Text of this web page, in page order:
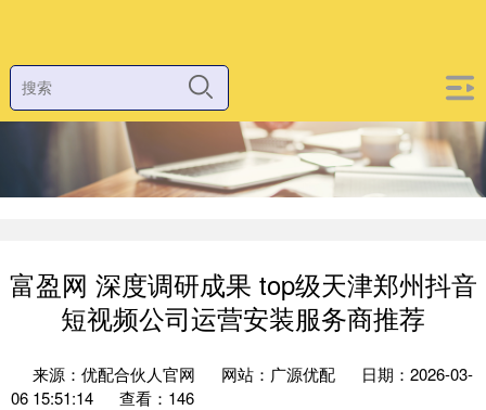
富盈网 深度调研成果 top级天津郑州抖音
短视频公司运营安装服务商推荐
来源：优配合伙人官网 网站：广源优配
日期：2026-03-
06 15:51:14
查看：146